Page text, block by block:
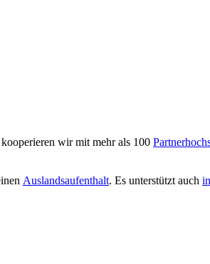
wir mit mehr als 100
Auslandsaufenthalt. Es unterstützt auch